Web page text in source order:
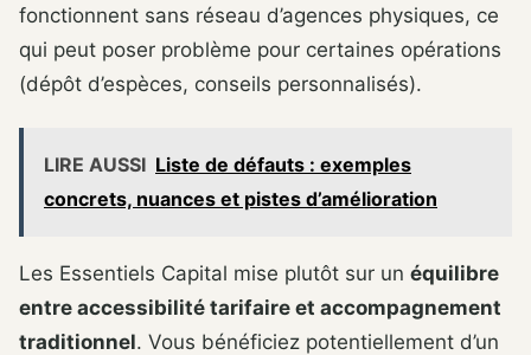
fonctionnent sans réseau d’agences physiques, ce
qui peut poser problème pour certaines opérations
(dépôt d’espèces, conseils personnalisés).
LIRE AUSSI Liste de défauts : exemples
concrets, nuances et pistes d’amélioration
Les Essentiels Capital mise plutôt sur un équilibre
entre accessibilité tarifaire et accompagnement
traditionnel. Vous bénéficiez potentiellement d’un